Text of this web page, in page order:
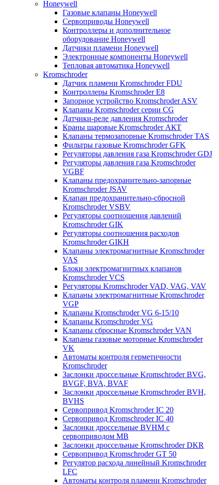
Honeywell
Газовые клапаны Honeywell
Сервоприводы Honeywell
Контроллеры и дополнительное
оборудование Honeywell
Датчики пламени Honeywell
Электронные компоненты Honeywell
Тепловая автоматика Honeywell
Kromschroder
Датчик пламени Kromschroder FDU
Контроллеры Kromschroder E8
Запорное устройство Kromschroder ASV
Клапаны Kromschroder серии CG
Датчики-реле давления Kromschroder
Краны шаровые Kromschroder АКТ
Клапаны термозапорные Kromschroder TAS
Фильтры газовые Kromschroder GFK
Регуляторы давления газа Kromschroder GDJ
Регуляторы давления газа Kromschroder
VGBF
Клапаны предохранительно-запорные
Kromschroder JSAV
Клапан предохранительно-сбросной
Kromschroder VSBV
Регуляторы соотношения давлений
Kromschroder GIK
Регуляторы соотношения расходов
Kromschroder GIKH
Клапаны электромагнитные Kromschroder
VAS
Блоки электромагнитных клапанов
Kromschroder VCS
Регуляторы Kromschroder VAD, VAG, VAV
Клапаны электромагнитные Kromschroder
VGP
Клапаны Kromschroder VG 6-15/10
Клапаны Kromschroder VG
Клапаны сбросные Kromschroder VAN
Клапаны газовые моторные Kromschroder
VK
Автоматы контроля герметичности
Kromschroder
Заслонки дроссельные Kromschroder BVG,
BVGF, BVA, BVAF
Заслонки дроссельные Kromschroder BVH,
BVHS
Сервопривод Kromschroder IC 20
Сервопривод Kromschroder IC 40
Заслонки дроссельные BVHM с
сервоприводом МВ
Заслонки дроссельные Kromschroder DKR
Cервопривод Kromschroder GT 50
Регулятор расхода линейный Kromschroder
LFC
Автоматы контроля пламени Kromschroder